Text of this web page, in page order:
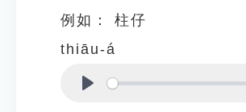
例如：
柱仔
thiāu-á